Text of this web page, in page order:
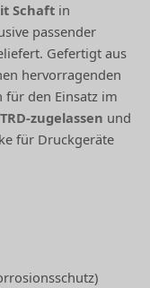
Schaft in
passender
Gefertigt aus
hervorragenden
für den Einsatz im
zugelassen und
für Druckgeräte